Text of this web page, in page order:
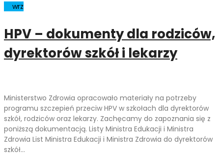
wrz
HPV – dokumenty dla rodziców,
dyrektorów szkół i lekarzy
Ministerstwo Zdrowia opracowało materiały na potrzeby
programu szczepień przeciw HPV w szkołach dla dyrektorów
szkół, rodziców oraz lekarzy. Zachęcamy do zapoznania się z
poniższą dokumentacją. Listy Ministra Edukacji i Ministra
Zdrowia List Ministra Edukacji i Ministra Zdrowia do dyrektorów
szkół…